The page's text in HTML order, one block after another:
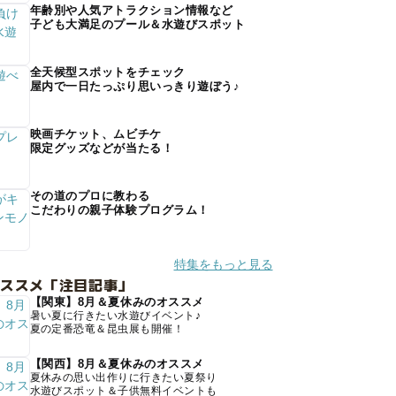
年齢別や人気アトラクション情報など
子ども大満足のプール＆水遊びスポット
全天候型スポットをチェック
屋内で一日たっぷり思いっきり遊ぼう♪
映画チケット、ムビチケ
限定グッズなどが当たる！
その道のプロに教わる
こだわりの親子体験プログラム！
特集をもっと見る
スメ「注目記事」
【関東】8月＆夏休みのオススメ
暑い夏に行きたい水遊びイベント♪
夏の定番恐竜＆昆虫展も開催！
【関西】8月＆夏休みのオススメ
夏休みの思い出作りに行きたい夏祭り
水遊びスポット＆子供無料イベントも